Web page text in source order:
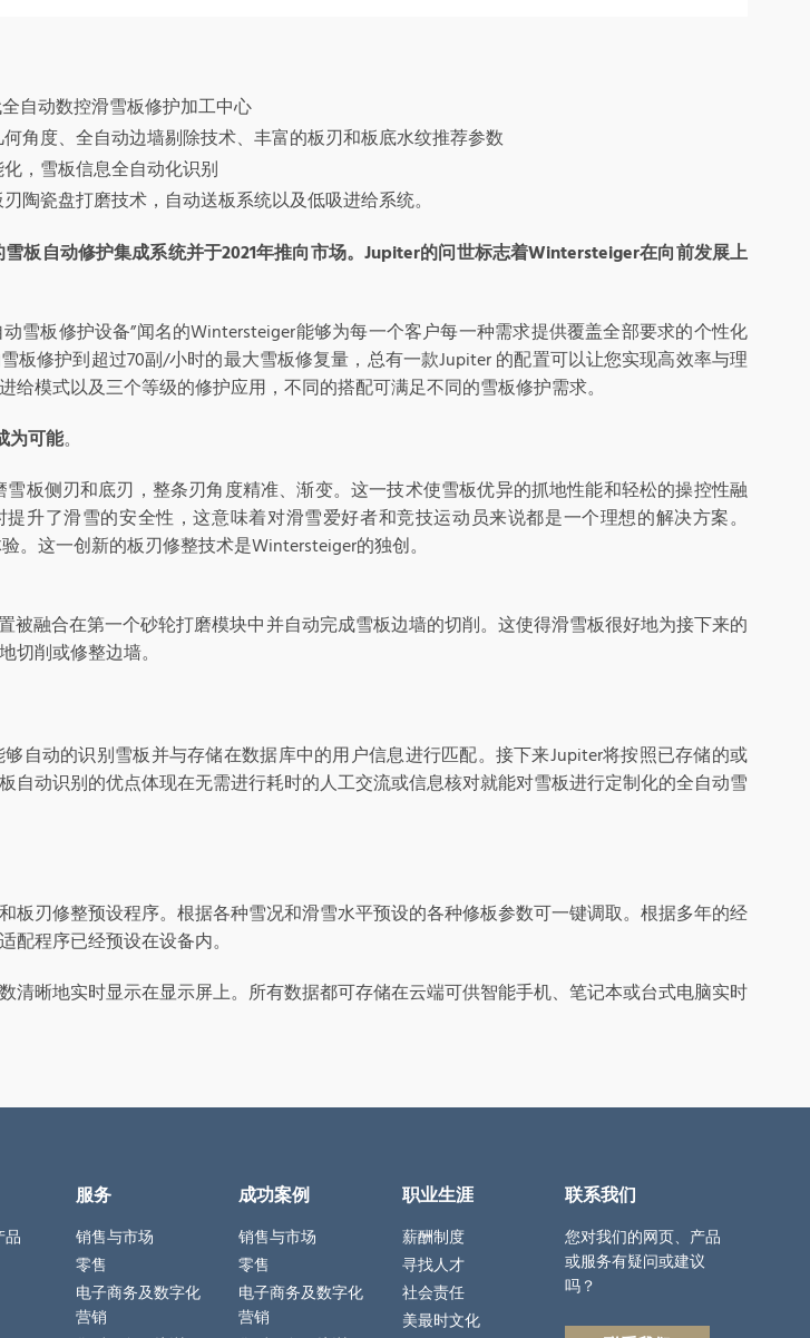
自动数控滑雪板修护加工中心
角度、全自动边墙剔除技术、丰富的板刃和板底水纹推荐参数
，雪板信息全自动化识别
陶瓷盘打磨技术，自动送板系统以及低吸进给系统。
雪板自动修护集成系统并于2021年推向市场。Jupiter的问世标志着Wintersteiger在向前发展上
动雪板修护设备”闻名的Wintersteiger能够为每一个客户每一种需求提供覆盖全部要求的个性化
板修护到超过70副/小时的最大雪板修复量，总有一款Jupiter 的配置可以让您实现高效率与理
给模式以及三个等级的修护应用，不同的搭配可满足不同的雪板修护需求。
为可能。
雪板侧刃和底刃，整条刃角度精准、渐变。这一技术使雪板优异的抓地性能和轻松的操控性融
升了滑雪的安全性，这意味着对滑雪爱好者和竞技运动员来说都是一个理想的解决方案。
。这一创新的板刃修整技术是Wintersteiger的独创。
被融合在第一个砂轮打磨模块中并自动完成雪板边墙的切削。这使得滑雪板很好地为接下来的
切削或修整边墙。
自动的识别雪板并与存储在数据库中的用户信息进行匹配。接下来Jupiter将按照已存储的或
自动识别的优点体现在无需进行耗时的人工交流或信息核对就能对雪板进行定制化的全自动雪
板刃修整预设程序。根据各种雪况和滑雪水平预设的各种修板参数可一键调取。根据多年的经
配程序已经预设在设备内。
清晰地实时显示在显示屏上。所有数据都可存储在云端可供智能手机、笔记本或台式电脑实时
品
服务
销售与市场
零售
电子商务及数字化
营销
成功案例
销售与市场
零售
电子商务及数字化
营销
职业生涯
薪酬制度
寻找人才
社会责任
美最时文化
联系我们
您对我们的网页、产品
或服务有疑问或建议
吗？